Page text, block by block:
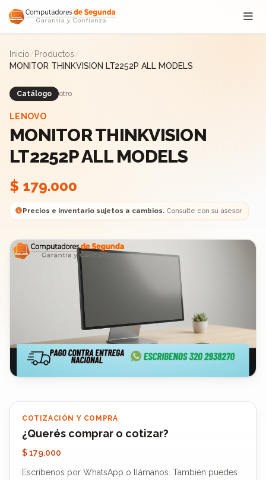
Saltar al contenido
Inicio/Productos/
MONITOR THINKVISION LT2252P ALL MODELS
Catálogo otro
LENOVO
MONITOR THINKVISION
LT2252P ALL MODELS
$ 179.000
Precios e inventario sujetos a cambios.Consulte con su asesor
COTIZACIÓN Y COMPRA
¿Querés comprar o cotizar?
$ 179.000
Escríbenos por WhatsApp o llámanos. También puedes